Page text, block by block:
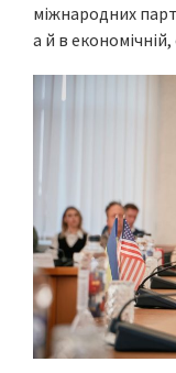
міжнародних
а й в економічній,